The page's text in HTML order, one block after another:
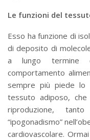
Le funzioni del
Esso ha funzione di
di deposito di
a lungo termine
comportamento
sempre più piede lo
tessuto adiposo,
riproduzione,
“ipogonadismo”
cardiovascolare.